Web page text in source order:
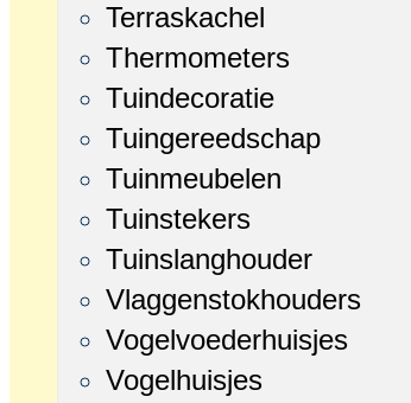
Terraskachel
Thermometers
Tuindecoratie
Tuingereedschap
Tuinmeubelen
Tuinstekers
Tuinslanghouder
Vlaggenstokhouders
Vogelvoederhuisjes
Vogelhuisjes